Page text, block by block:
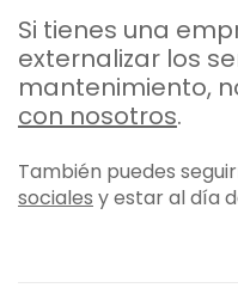
Si tienes una
externalizar los
mantenimiento,
con nosotros.
También puedes
sociales y estar al día